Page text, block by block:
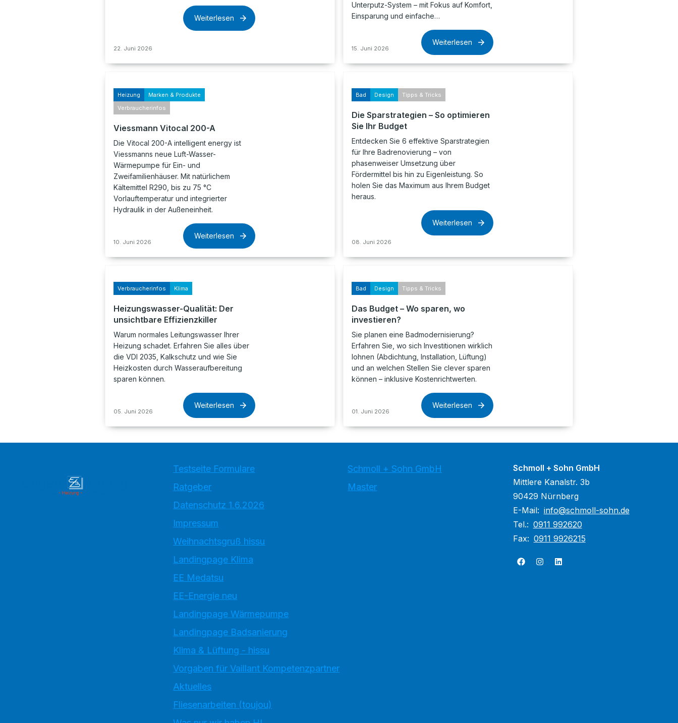
22. Juni 2026
Weiterlesen
Unterputz-System – mit Fokus auf Komfort,
Einsparung und einfache…
15. Juni 2026
Weiterlesen
Heizung
Marken & Produkte
Verbraucherinfos
Viessmann Vitocal 200-A
Die Vitocal 200-A intelligent energy ist
Viessmanns neue Luft-Wasser-
Wärmepumpe für Ein- und
Zweifamilienhäuser. Mit natürlichem
Kältemittel R290, bis zu 75 °C
Vorlauftemperatur und integrierter
Hydraulik in der Außeneinheit.
10. Juni 2026
Weiterlesen
Bad Design Tipps & Tricks
Die Sparstrategien – So optimieren
Sie Ihr Budget
Entdecken Sie 6 effektive Sparstrategien
für Ihre Badrenovierung – von
phasenweiser Umsetzung über
Fördermittel bis hin zu Eigenleistung. So
holen Sie das Maximum aus Ihrem Budget
heraus.
08. Juni 2026
Weiterlesen
Verbraucherinfos Klima
Heizungswasser-Qualität: Der
unsichtbare Effizienzkiller
Warum normales Leitungswasser Ihrer
Heizung schadet. Erfahren Sie alles über
die VDI 2035, Kalkschutz und wie Sie
Heizkosten durch Wasseraufbereitung
sparen können.
05. Juni 2026
Weiterlesen
Bad Design Tipps & Tricks
Das Budget – Wo sparen, wo
investieren?
Sie planen eine Badmodernisierung?
Erfahren Sie, wo sich Investitionen wirklich
lohnen (Abdichtung, Installation, Lüftung)
und an welchen Stellen Sie clever sparen
können – inklusive Kostenrichtwerten.
01. Juni 2026
Weiterlesen
Testseite Formulare
Ratgeber
Datenschutz 1.6.2026
Impressum
Weihnachtsgruß hissu
Landingpage Klima
EE Medatsu
EE-Energie neu
Landingpage Wärmepumpe
Landingpage Badsanierung
Klima & Lüftung - hissu
Vorgaben für Vaillant Kompetenzpartner
Aktuelles
Fliesenarbeiten (toujou)
Schmoll + Sohn GmbH
Master
Schmoll + Sohn GmbH
Mittlere Kanalstr. 3b
90429 Nürnberg
E-Mail: info@schmoll-sohn.de
Tel.: 0911 992620
Fax: 0911 9926215